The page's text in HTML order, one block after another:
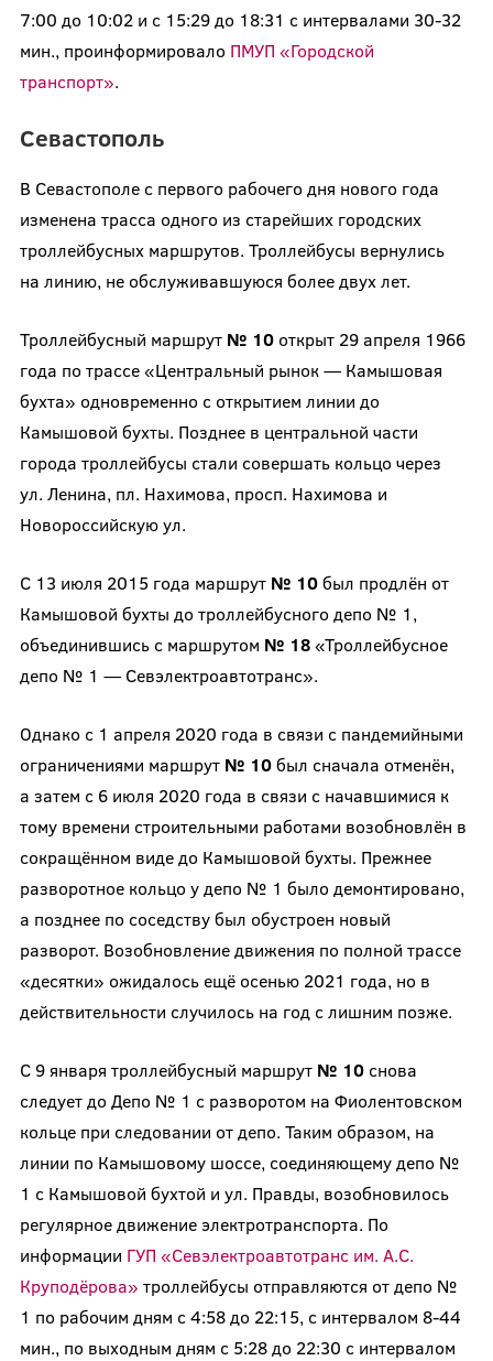
7:00 до 10:02 и с 15:29 до 18:31 с интервалами 30-32
мин., проинформировало ПМУП «Городской
транспорт».
Севастополь
В Севастополе с первого рабочего дня нового года
изменена трасса одного из старейших городских
троллейбусных маршрутов. Троллейбусы вернулись
на линию, не обслуживавшуюся более двух лет.
Троллейбусный маршрут № 10открыт 29 апреля 1966
года по трассе «Центральный рынок — Камышовая
бухта» одновременно с открытием линии до
Камышовой бухты. Позднее в центральной части
города троллейбусы стали совершать кольцо через
ул. Ленина, пл. Нахимова, просп. Нахимова и
Новороссийскую ул.
С 13 июля 2015 года маршрут № 10был продлён от
Камышовой бухты до троллейбусного депо № 1,
объединившись с маршрутом № 18«Троллейбусное
депо № 1 — Севэлектроавтотранс».
Однако с 1 апреля 2020 года в связи с пандемийными
ограничениями маршрут № 10был сначала отменён,
а затем с 6 июля 2020 года в связи с начавшимися к
тому времени строительными работами возобновлён в
сокращённом виде до Камышовой бухты. Прежнее
разворотное кольцо у депо № 1 было демонтировано,
а позднее по соседству был обустроен новый
разворот. Возобновление движения по полной трассе
«десятки» ожидалось ещё осенью 2021 года, но в
действительности случилось на год с лишним позже.
С 9 января троллейбусный маршрут № 10снова
следует до Депо № 1 с разворотом на Фиолентовском
кольце при следовании от депо. Таким образом, на
линии по Камышовому шоссе, соединяющему депо №
1 с Камышовой бухтой и ул. Правды, возобновилось
регулярное движение электротранспорта. По
информации ГУП «Севэлектроавтотранс им. А.С.
Круподёрова» троллейбусы отправляются от депо №
1 по рабочим дням с 4:58 до 22:15, с интервалом 8-44
мин., по выходным дням с 5:28 до 22:30 с интервалом